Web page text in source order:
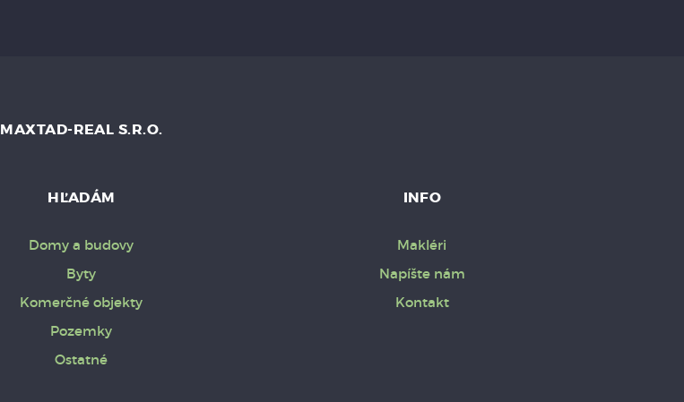
MAXTAD-REAL S.R.O.
HĽADÁM
Domy a budovy
Byty
Komerčné objekty
Pozemky
Ostatné
INFO
Makléri
Napíšte nám
Kontakt